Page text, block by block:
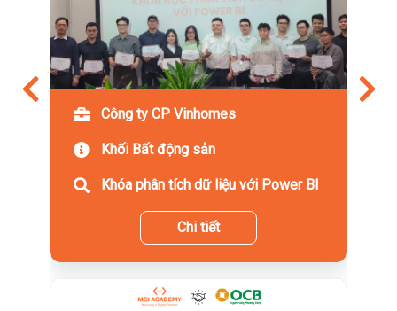
Công ty CP Vinhomes
Khối Bất động sản
Khóa phân tích dữ liệu với Power BI
Chi tiết